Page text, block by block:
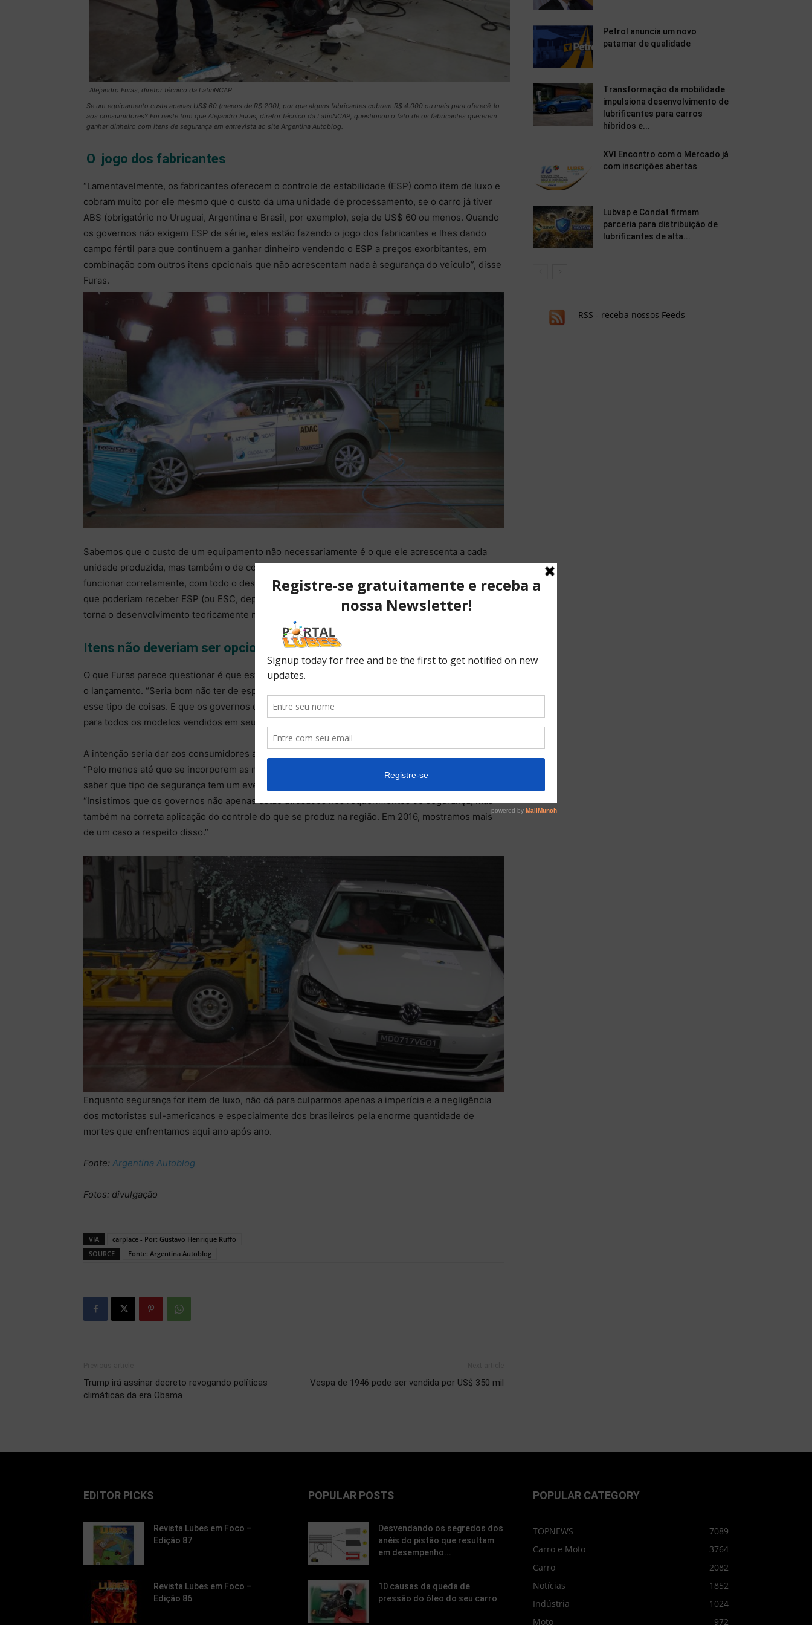
Alejandro Furas, diretor técnico da LatinNCAP
Se um equipamento custa apenas US$ 60 (menos de R$ 200), por que alguns fabricantes cobram R$ 4.000 ou mais para oferecê-lo
aos consumidores? Foi neste tom que Alejandro Furas, diretor técnico da LatinNCAP, questionou o fato de os fabricantes quererem
ganhar dinheiro com itens de segurança em entrevista ao site Argentina Autoblog.
O jogo dos fabricantes
“Lamentavelmente, os fabricantes oferecem o controle de estabilidade (ESP) como item de luxo e
cobram muito por ele mesmo que o custo da uma unidade de processamento, se o carro já tiver
ABS (obrigatório no Uruguai, Argentina e Brasil, por exemplo), seja de US$ 60 ou menos. Quando
os governos não exigem ESP de série, eles estão fazendo o jogo dos fabricantes e lhes dando
campo fértil para que continuem a ganhar dinheiro vendendo o ESP a preços exorbitantes, em
combinação com outros itens opcionais que não acrescentam nada à segurança do veículo”, disse
Furas.
Sabemos que o custo de um equipamento não necessariamente é o que ele acrescenta a cada
unidade produzida, mas também o de colocá-lo no veículo. Em outras palavras, o de fazê-lo
funcionar corretamente, com todo o desenvolvimento que isso exige. Mas boa parte dos modelos
que poderiam receber ESP (ou ESC, dependendo da marca) já o receberam no exterior, o que
torna o desenvolvimento teoricamente mais simples (e barato).
Itens não deveriam ser opcionais
O que Furas parece questionar é que estes itens já deveriam estar presentes nos veículos desde
o lançamento. “Seria bom não ter de esperar pela boa vontade de uma marca para demonstrar
esse tipo de coisas. E que os governos da região começassem a exigir as provas do LatinNCAP
para todos os modelos vendidos em seus mercados.”
A intenção seria dar aos consumidores acesso ao nível de segurança que cada modelo oferece.
“Pelo menos até que se incorporem as normas e seu controle apropriado, é bom o consumidor
saber que tipo de segurança tem um eventual veículo que ele queira comprar”, disse Furas.
“Insistimos que os governos não apenas estão atrasados nos requerimentos de segurança, mas
também na correta aplicação do controle do que se produz na região. Em 2016, mostramos mais
de um caso a respeito disso.”
Enquanto segurança for item de luxo, não dá para culparmos apenas a imperícia e a negligência
dos motoristas sul-americanos e especialmente dos brasileiros pela enorme quantidade de
mortes que enfrentamos aqui ano após ano.
Fonte: Argentina Autoblog
Fotos: divulgação
VIA
carplace - Por: Gustavo Henrique Ruffo
SOURCE
Fonte: Argentina Autoblog
Trump irá assinar decreto revogando políticas
climáticas da era Obama
Vespa de 1946 pode ser vendida por US$ 350 mil
Petrol anuncia um novo
patamar de qualidade
Transformação da mobilidade
impulsiona desenvolvimento de
lubrificantes para carros
híbridos e...
XVI Encontro com o Mercado já
com inscrições abertas
Lubvap e Condat firmam
parceria para distribuição de
lubrificantes de alta...
RSS - receba nossos Feeds
EDITOR PICKS
Revista Lubes em Foco –
Edição 87
Revista Lubes em Foco –
Edição 86
POPULAR POSTS
Desvendando os segredos dos
anéis do pistão que resultam
em desempenho...
10 causas da queda de
pressão do óleo do seu carro
POPULAR CATEGORY
TOPNEWS
7089
Carro e Moto
3764
Carro
2082
Notícias
1852
Indústria
1024
Moto
972